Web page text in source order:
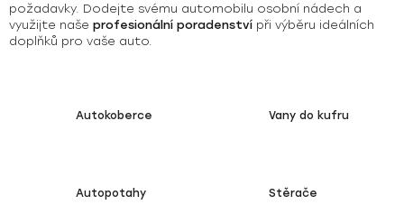
požadavky. Dodejte svému automobilu osobní nádech a
využijte naše profesionální poradenství při výběru ideálních
doplňků pro vaše auto.
Autokoberce Vany do kufru
Autopotahy Stěrače